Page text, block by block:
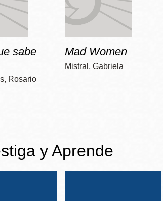
sabe
Rosario
Mad Women
Mistral, Gabriela
y Aprende